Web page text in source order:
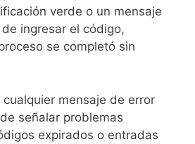
verde o un mensaje
ingresar el código,
se completó sin
mensaje de error
señalar problemas
expirados o entradas